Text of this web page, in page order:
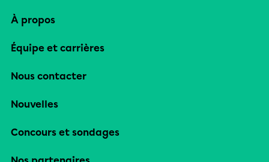
À propos
Équipe et carrières
Nous contacter
Nouvelles
Concours et sondages